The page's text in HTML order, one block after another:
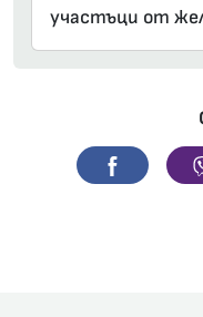
участъци от
Facebook